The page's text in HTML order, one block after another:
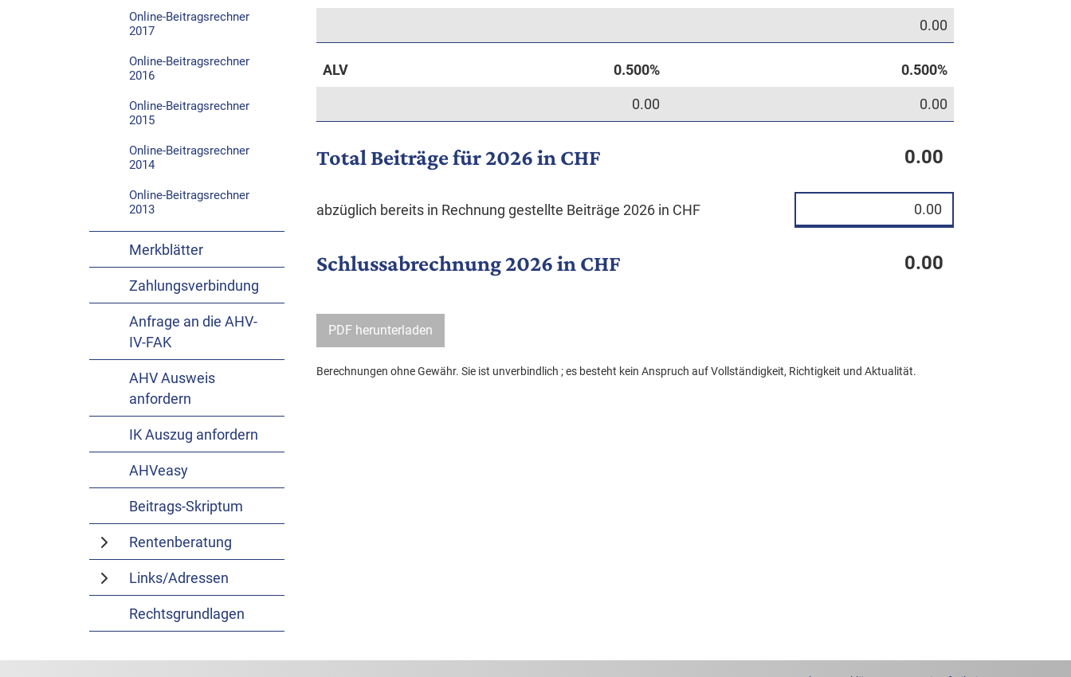
Online-Beitragsrechner
2017
Online-Beitragsrechner
2016
Online-Beitragsrechner
2015
Online-Beitragsrechner
2014
Online-Beitragsrechner
2013
Merkblätter
Zahlungs­verbindung
Anfrage an die AHV-
IV-FAK
AHV Ausweis
anfordern
IK Auszug anfordern
AHVeasy
Beitrags-Skriptum
Rentenberatung
Links/Adressen
Rechtsgrundlagen
0.00
ALV
0.00 0.00
Total Beiträge für 2026 in CHF 0.00
abzüglich bereits in Rechnung gestellte Beiträge 2026 in CHF
Schlussabrechnung 2026 in CHF 0.00
PDF herunterladen
Berechnungen ohne Gewähr. Sie ist unverbindlich ; es besteht kein Anspruch auf Vollständigkeit, Richtigkeit und Aktualität.